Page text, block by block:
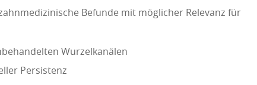
Befunde mit möglicher Relevanz für
Wurzelkanälen
Persistenz